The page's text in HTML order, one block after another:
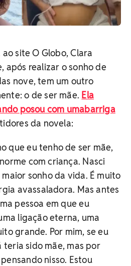
site O Globo, Clara
após realizar o sonho de
nove, tem um outro
o de ser mãe. Ela
posou com umabarriga
da novela:
que eu tenho de ser mãe,
com criança. Nasci
sonho da vida. É muito
avassaladora. Mas antes
pessoa em que eu
ligação eterna, uma
grande. Por mim, se eu
teria sido mãe, mas por
nisso. Estou